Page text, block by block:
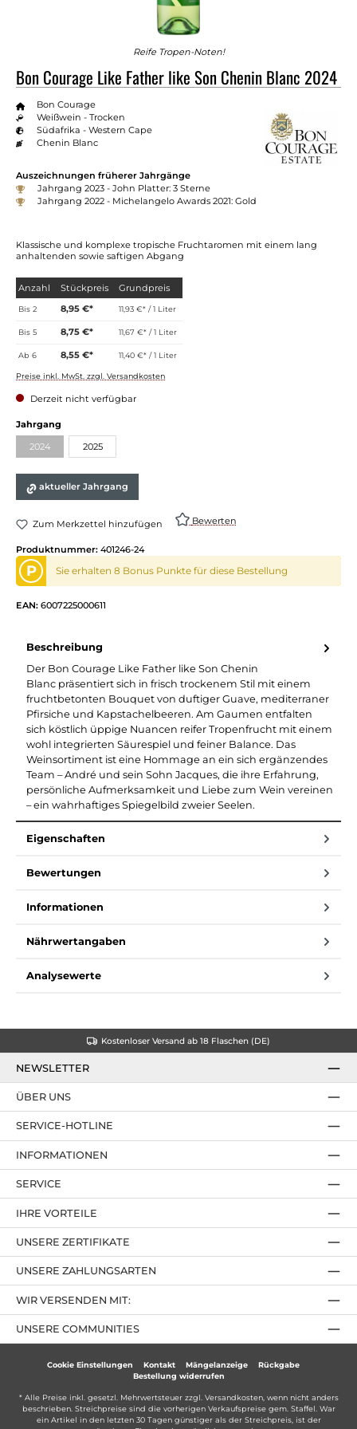
Reife Tropen-Noten!
Bon Courage Like Father like Son Chenin Blanc 2024
Bon Courage
Weißwein - Trocken
Südafrika - Western Cape
Chenin Blanc
Auszeichnungen früherer Jahrgänge
Jahrgang 2023 - John Platter: 3 Sterne
Jahrgang 2022 - Michelangelo Awards 2021: Gold
Klassische und komplexe tropische Fruchtaromen mit einem lang
anhaltenden sowie saftigen Abgang
Anzahl Stückpreis Grundpreis
Bis2 8,95 €* 11,93 €* / 1 Liter
Bis5 8,75 €* 11,67 €* / 1 Liter
Ab6 8,55 €* 11,40 €* / 1 Liter
Preise inkl. MwSt. zzgl. Versandkosten
Derzeit nicht verfügbar
Jahrgang
2024(Diese Option ist zurzeit nicht verfügbar.)
2025
aktueller Jahrgang
Zum Merkzettel hinzufügen Bewerten
Produktnummer: 401246-24
P Sie erhalten 8 Bonus Punkte für diese Bestellung
EAN: 6007225000611
Beschreibung
Der Bon Courage Like Father like Son Chenin
Blanc präsentiert sich in frisch trockenem Stil mit einem
fruchtbetonten Bouquet von duftiger Guave, mediterraner
Pfirsiche und Kapstachelbeeren. Am Gaumen entfalten
sich köstlich üppige Nuancen reifer Tropenfrucht mit einem
wohl integrierten Säurespiel und feiner Balance. Das
Weinsortiment ist eine Hommage an ein sich ergänzendes
Team – André und sein Sohn Jacques, die ihre Erfahrung,
persönliche Aufmerksamkeit und Liebe zum Wein vereinen
– ein wahrhaftiges Spiegelbild zweier Seelen.
Eigenschaften
Bewertungen
Informationen
Nährwertangaben
Analysewerte
Kostenloser Versand ab 18 Flaschen (DE)
NEWSLETTER
SERVICE-HOTLINE
IHRE VORTEILE
UNSERE ZAHLUNGSARTEN
ÜBER UNS
UNSERE ZERTIFIKATE
INFORMATIONEN
SERVICE
UNSERE COMMUNITIES
WIR VERSENDEN MIT:
Cookie Einstellungen Kontakt Mängelanzeige
Rückgabe
Bestellung widerrufen
* Alle Preise inkl. gesetzl. Mehrwertsteuer zzgl. Versandkosten, wenn nicht anders
beschrieben. Streichpreise sind die vorherigen Verkaufspreise gem. Staffel. War
ein Artikel in den letzten 30 Tagen günstiger als der Streichpreis, ist der